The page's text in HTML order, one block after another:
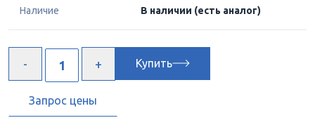
Наличие В наличии (есть аналог)
Купить
Запрос цены